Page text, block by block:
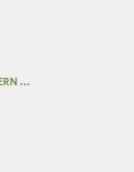
...